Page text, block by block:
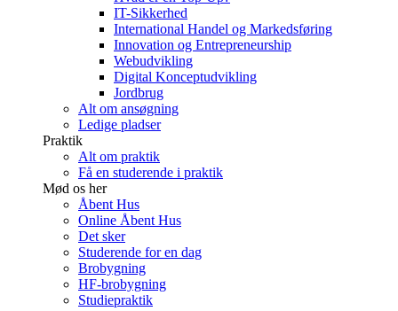
IT-Sikkerhed
International Handel og Markedsføring
Innovation og Entrepreneurship
Webudvikling
Digital Konceptudvikling
Jordbrug
Alt om ansøgning
Ledige pladser
Praktik
Alt om praktik
Få en studerende i praktik
Mød os her
Åbent Hus
Online Åbent Hus
Det sker
Studerende for en dag
Brobygning
HF-brobygning
Studiepraktik